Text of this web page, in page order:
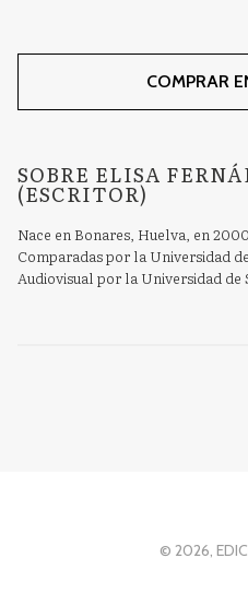
COMPRAR
SOBRE ELISA
(ESCRITOR)
Nace en Bonares, Huelva, en
Comparadas por la Universidad
Audiovisual por la Universidad de
© 2026,